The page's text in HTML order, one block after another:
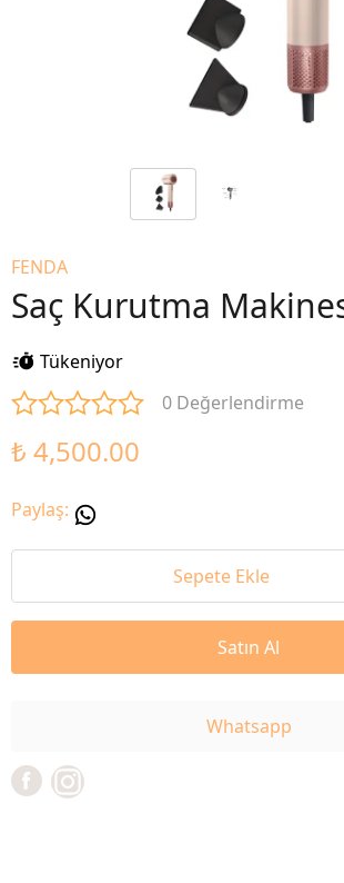
FENDA
Saç Kurutma
Tükeniyor
0 Değerlendirme
₺ 4,500.00
Paylaş:
Sepete Ekle
Satın Al
Whatsapp